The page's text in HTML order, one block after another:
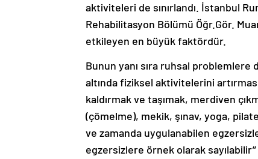
aktiviteleri de sınırlandı. İstanbul
Rehabilitasyon Bölümü Öğr.Gör.
etkileyen en büyük faktördür.
Bunun yanı sıra ruhsal
altında fiziksel aktivitelerini
kaldırmak ve taşımak, merdiven
(çömelme), mekik, şınav, yoga,
ve zamanda uygulanabilen
egzersizlere örnek olarak